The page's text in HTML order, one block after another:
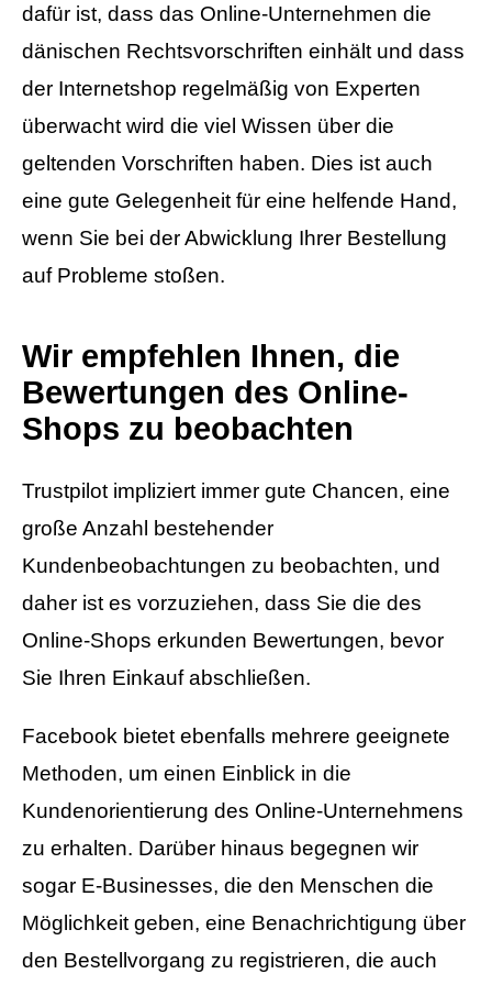
dafür ist, dass das Online-Unternehmen die
dänischen Rechtsvorschriften einhält und dass
der Internetshop regelmäßig von Experten
überwacht wird die viel Wissen über die
geltenden Vorschriften haben. Dies ist auch
eine gute Gelegenheit für eine helfende Hand,
wenn Sie bei der Abwicklung Ihrer Bestellung
auf Probleme stoßen.
Wir empfehlen Ihnen, die
Bewertungen des Online-
Shops zu beobachten
Trustpilot impliziert immer gute Chancen, eine
große Anzahl bestehender
Kundenbeobachtungen zu beobachten, und
daher ist es vorzuziehen, dass Sie die des
Online-Shops erkunden Bewertungen, bevor
Sie Ihren Einkauf abschließen.
Facebook bietet ebenfalls mehrere geeignete
Methoden, um einen Einblick in die
Kundenorientierung des Online-Unternehmens
zu erhalten. Darüber hinaus begegnen wir
sogar E-Businesses, die den Menschen die
Möglichkeit geben, eine Benachrichtigung über
den Bestellvorgang zu registrieren, die auch